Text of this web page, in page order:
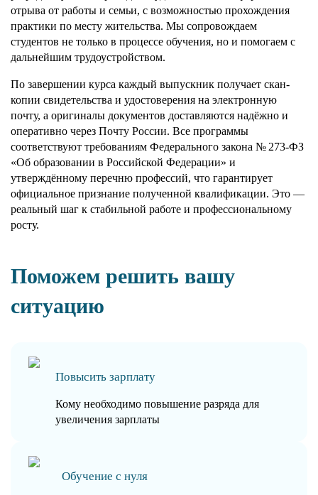
отрыва от работы и семьи, с возможностью прохождения
практики по месту жительства. Мы сопровождаем
студентов не только в процессе обучения, но и помогаем с
дальнейшим трудоустройством.
По завершении курса каждый выпускник получает скан-
копии свидетельства и удостоверения на электронную
почту, а оригиналы документов доставляются надёжно и
оперативно через Почту России. Все программы
соответствуют требованиям Федерального закона № 273-ФЗ
«Об образовании в Российской Федерации» и
утверждённому перечню профессий, что гарантирует
официальное признание полученной квалификации. Это —
реальный шаг к стабильной работе и профессиональному
росту.
Поможем решить вашу
ситуацию
Повысить зарплату
Кому необходимо повышение разряда для
увеличения зарплаты
Обучение с нуля